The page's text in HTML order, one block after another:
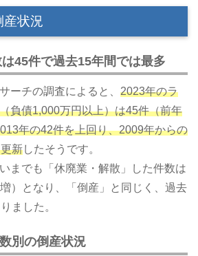
産状況
45件で過去15年間では最多
ーチの調査によると、 2023年のラ
負債1,000万円以上）は45件（前年
年の42件を上回り、2009年からの
新したそうです。
までも「休廃業・解散」した件数は
）となり、「倒産」と同じく、過去
ました。
別の倒産状況